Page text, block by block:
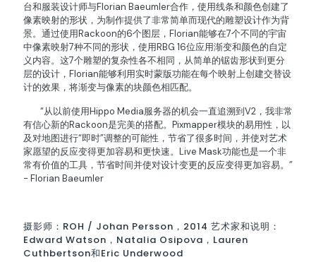
台和服装设计师与Florian Baeumler合作，使用线条和颜色创建了
像素映射的形状，为制作提供了非常简单而现代的雕塑设计作为背
景。通过使用Rackoon的6个图层，Florian能够在7个不同的宇宙
中像素映射7种不同的形状，使用RBG 16位应用渐变和颜色的自定
义内容。这7个雕塑的复杂性各不相同，从简单的锯齿形状到更分
层的设计，Florian能够利用实时蒙版功能在每个映射上创建交替设
计的效果，将渐变与像素的块颜色相匹配。
“从以前使用Hippo Media服务器的机会一直追溯到V2，我非常
有信心新的Rackoon是完美的搭配。Pixmapper模块的易用性，以
及对地图进行“即时”调整的可能性，节省了很多时间，并使对艺术
家愿望的反应变得更加容易和更快速。Live Mask功能也是一个非
常有价值的工具，节省时间并使对设计变更的反应变得更加容易。”
- Florian Baeumler
摄影师：ROH / Johan Persson，2014 艺术家和说明：
Edward Watson，Natalia Osipova，Lauren
Cuthbertson和Eric Underwood